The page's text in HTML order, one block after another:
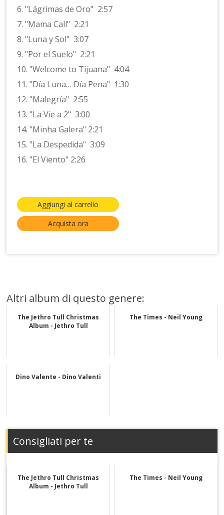
6. "Lágrimas de Oro" 2:57
7. "Mama Call" 2:21
8. "Luna y Sol" 3:07
9. "Por el Suelo" 2:21
10. "Welcome to Tijuana" 4:04
11. "Día Luna… Día Pena" 1:30
12. "Malegría" 2:55
13. "La Vie a 2" 3:00
14. "Minha Galera" 2:21
15. "La Despedida" 3:09
16. "El Viento" 2:26
Aggiungi al carrello
Acquista ora
Altri album di questo genere:
The Jethro Tull Christmas
Album - Jethro Tull
The Times - Neil Young
Dino Valente - Dino Valenti
Consigliati per te
The Jethro Tull Christmas
Album - Jethro Tull
The Times - Neil Young